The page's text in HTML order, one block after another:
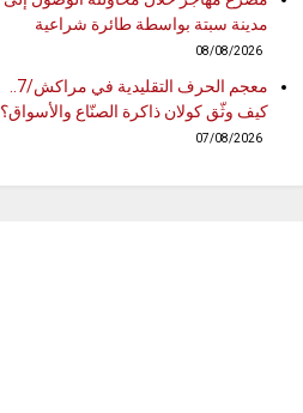
مدينة سبتة بواسطة طائرة شراعية
08/08/2026
معجم الحرف التقليدية في مراكش/7..
كيف وثّق كولان ذاكرة الصنّاع والأسواق؟
07/08/2026